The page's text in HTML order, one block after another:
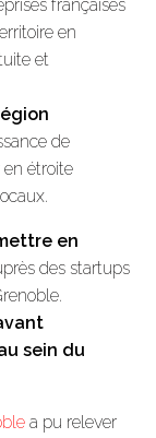
françaises
en
et
de
étroite
en
des startups
sein du
a pu relever